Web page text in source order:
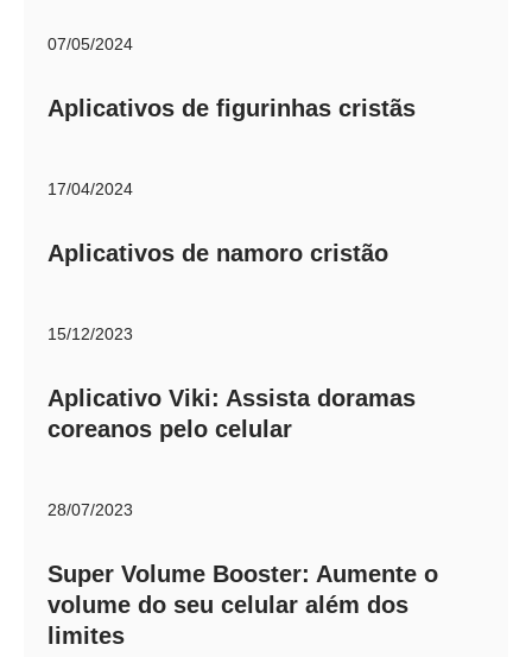
07/05/2024
Aplicativos de figurinhas cristãs
17/04/2024
Aplicativos de namoro cristão
15/12/2023
Aplicativo Viki: Assista doramas
coreanos pelo celular
28/07/2023
Super Volume Booster: Aumente o
volume do seu celular além dos
limites